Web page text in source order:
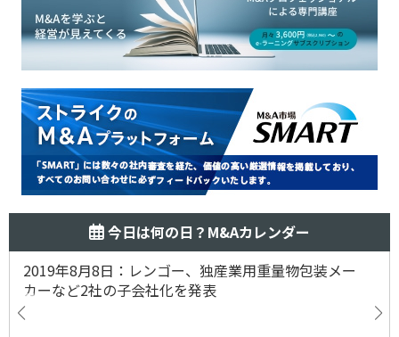
今日は何の日？M&Aカレンダー
2019年8月8日：レンゴー、独産業用重量物包装メー
カーなど2社の子会社化を発表